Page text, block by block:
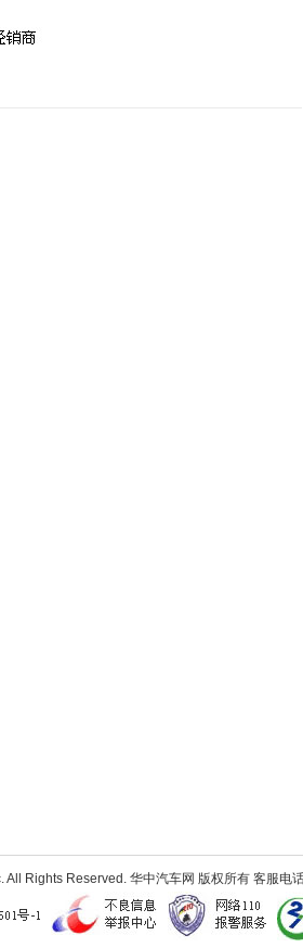
All Rights Reserved. 华中汽车网 版权所有 客服电话